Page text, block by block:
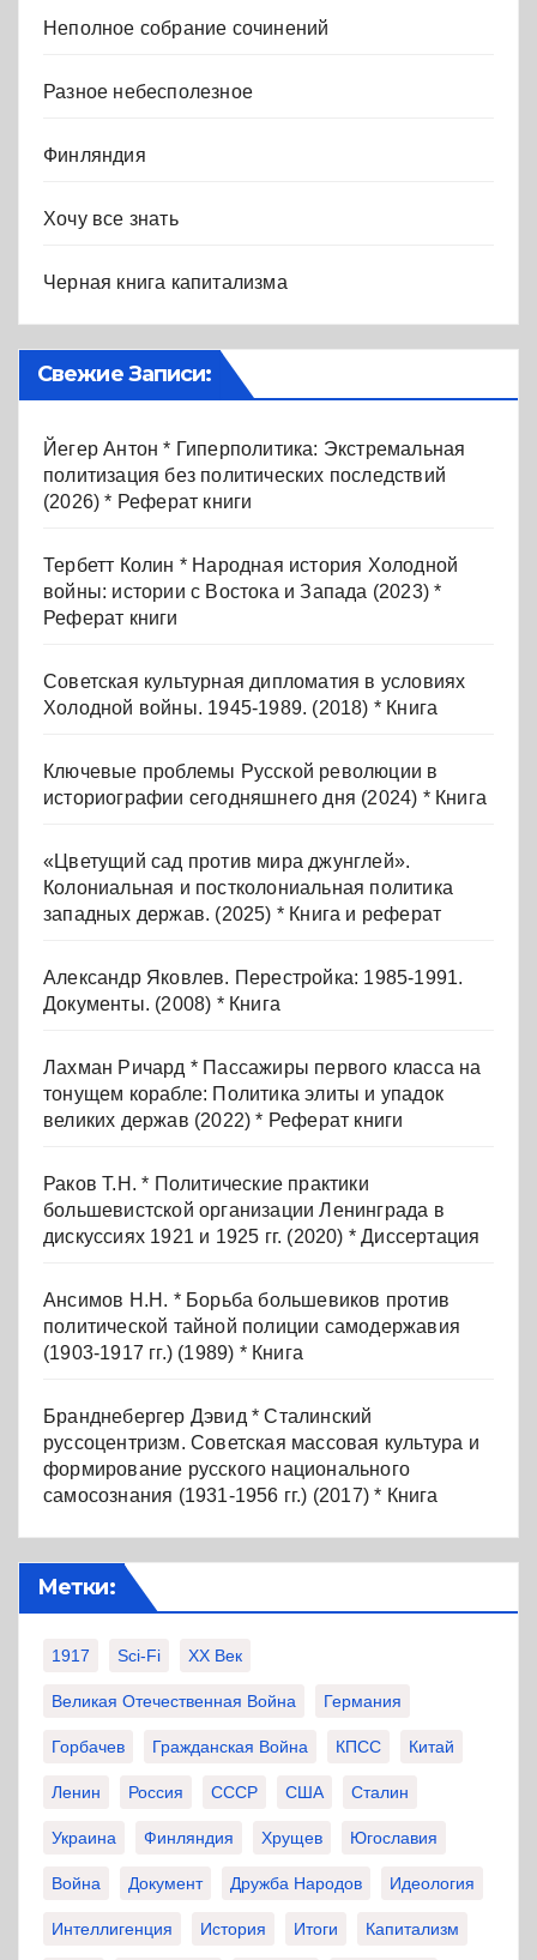
Неполное собрание сочинений
Разное небесполезное
Финляндия
Хочу все знать
Черная книга капитализма
Свежие Записи:
Йегер Антон * Гиперполитика: Экстремальная
политизация без политических последствий
(2026) * Реферат книги
Тербетт Колин * Народная история Холодной
войны: истории с Востока и Запада (2023) *
Реферат книги
Советская культурная дипломатия в условиях
Холодной войны. 1945-1989. (2018) * Книга
Ключевые проблемы Русской революции в
историографии сегодняшнего дня (2024) * Книга
«Цветущий сад против мира джунглей».
Колониальная и постколониальная политика
западных держав. (2025) * Книга и реферат
Александр Яковлев. Перестройка: 1985-1991.
Документы. (2008) * Книга
Лахман Ричард * Пассажиры первого класса на
тонущем корабле: Политика элиты и упадок
великих держав (2022) * Реферат книги
Раков Т.Н. * Политические практики
большевистской организации Ленинграда в
дискуссиях 1921 и 1925 гг. (2020) * Диссертация
Ансимов Н.Н. * Борьба большевиков против
политической тайной полиции самодержавия
(1903-1917 гг.) (1989) * Книга
Бранднебергер Дэвид * Сталинский
руссоцентризм. Советская массовая культура и
формирование русского национального
самосознания (1931-1956 гг.) (2017) * Книга
Метки:
1917 Sci-Fi XX Век
Великая Отечественная Война Германия
Горбачев Гражданская Война КПСС Китай
Ленин Россия СССР США Сталин
Украина Финляндия Хрущев Югославия
Война Документ Дружба Народов Идеология
Интеллигенция История Итоги Капитализм